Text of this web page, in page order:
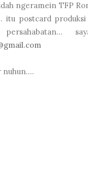
ngeramein TFP
itu postcard
nuhun....